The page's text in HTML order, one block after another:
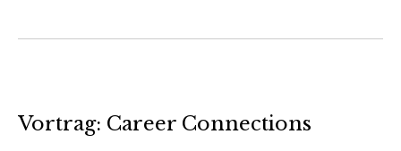
Vortrag: Career Connections